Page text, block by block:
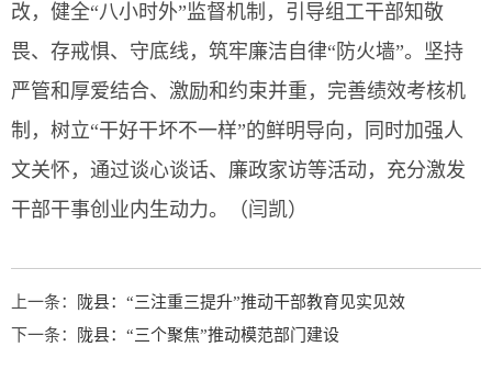
改，健全“八小时外”监督机制，引导组工干部知敬
畏、存戒惧、守底线，筑牢廉洁自律“防火墙”。坚持
严管和厚爱结合、激励和约束并重，完善绩效考核机
制，树立“干好干坏不一样”的鲜明导向，同时加强人
文关怀，通过谈心谈话、廉政家访等活动，充分激发
干部干事创业内生动力。（闫凯）
上一条：
陇县：“三注重三提升”推动干部教育见实见效
下一条：
陇县：“三个聚焦”推动模范部门建设